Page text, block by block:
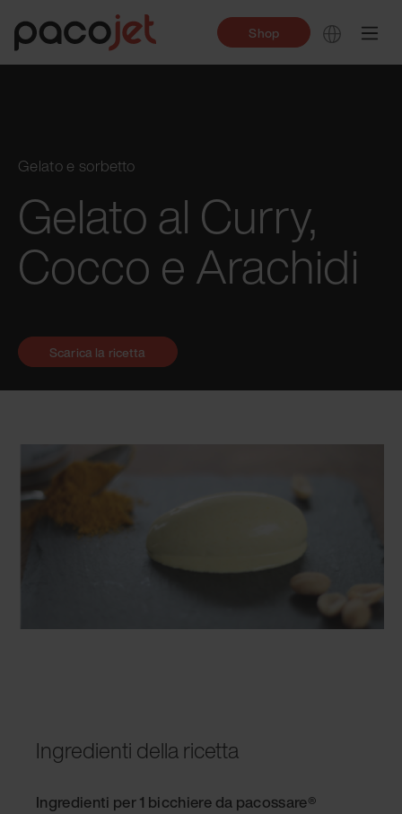
Shop
Gelato e sorbetto
Gelato al Curry,
Cocco e Arachidi
Ingredienti della ricetta
Ingredienti per 1 bicchiere da pacossare®
Scarica la ricetta